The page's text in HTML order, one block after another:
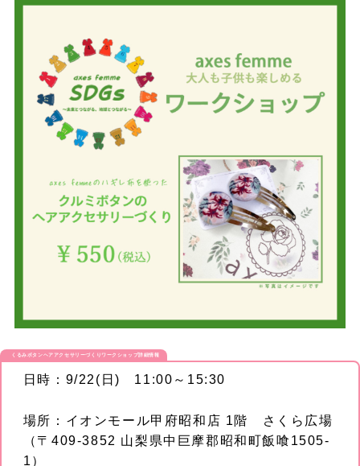
くるみボタンヘアアクセサリーづくりワークショップ詳細情報
日時：9/22(日) 11:00～15:30
場所：イオンモール甲府昭和店 1階 さくら広場
（〒409-3852 山梨県中巨摩郡昭和町飯喰1505-
1）